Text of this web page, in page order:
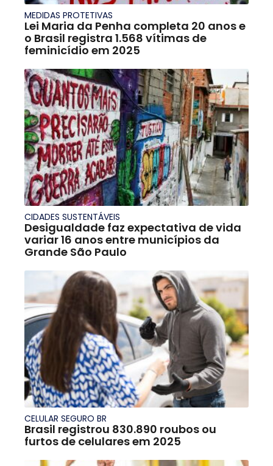
MEDIDAS PROTETIVAS
Lei Maria da Penha completa 20 anos e
o Brasil registra 1.568 vítimas de
feminicídio em 2025
CIDADES SUSTENTÁVEIS
Desigualdade faz expectativa de vida
variar 16 anos entre municípios da
Grande São Paulo
CELULAR SEGURO BR
Brasil registrou 830.890 roubos ou
furtos de celulares em 2025